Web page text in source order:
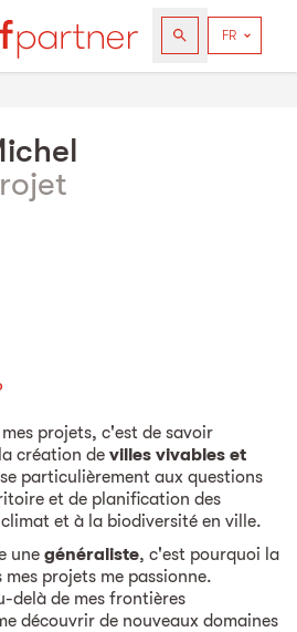
projets, c'est de savoir
création de villes vivables et
particulièrement aux questions
et de planification des
et à la biodiversité en ville.
une généraliste, c'est pourquoi la
projets me passionne.
delà de mes frontières
découvrir de nouveaux domaines